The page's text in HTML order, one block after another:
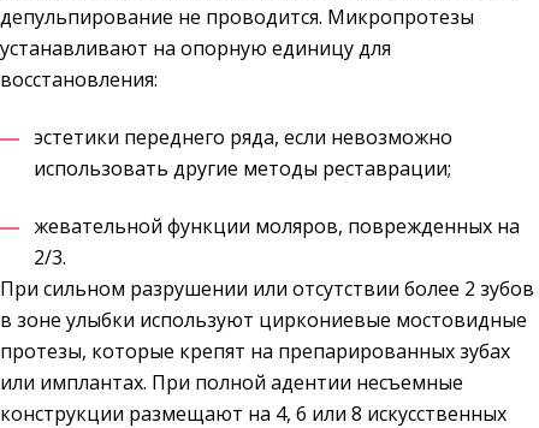
депульпирование не проводится. Микропротезы
устанавливают на опорную единицу для
восстановления:
эстетики переднего ряда, если невозможно
использовать другие методы реставрации;
жевательной функции моляров, поврежденных на
2/3.
При сильном разрушении или отсутствии более 2 зубов
в зоне улыбки используют циркониевые мостовидные
протезы, которые крепят на препарированных зубах
или имплантах. При полной адентии несъемные
конструкции размещают на 4, 6 или 8 искусственных